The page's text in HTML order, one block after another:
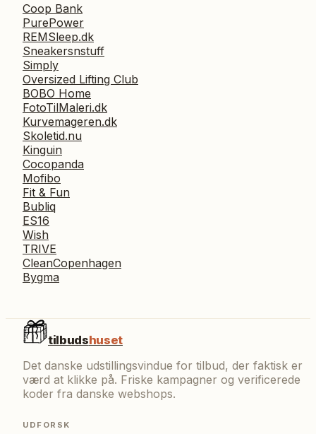
Coop Bank
PurePower
REMSleep.dk
Sneakersnstuff
Simply
Oversized Lifting Club
BOBO Home
FotoTilMaleri.dk
Kurvemageren.dk
Skoletid.nu
Kinguin
Cocopanda
Mofibo
Fit & Fun
Bubliq
ES16
Wish
TRIVE
CleanCopenhagen
Bygma
tilbudshuset
Det danske udstillingsvindue for tilbud, der faktisk er
værd at klikke på. Friske kampagner og verificerede
koder fra danske webshops.
UDFORSK